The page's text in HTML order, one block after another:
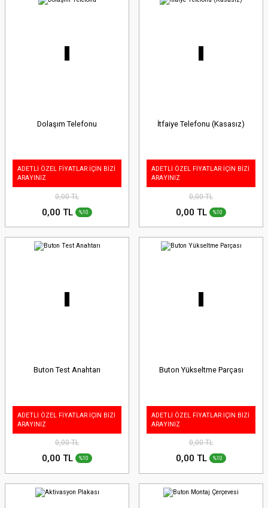
Dolaşım Telefonu
ADETLİ ÖZEL FİYATLAR İÇİN BİZİ
ARAYINIZ
0,00 TL
0,00 TL %10
İtfaiye Telefonu (Kasasız)
ADETLİ ÖZEL FİYATLAR İÇİN BİZİ
ARAYINIZ
0,00 TL
0,00 TL %10
Buton Test Anahtarı
ADETLİ ÖZEL FİYATLAR İÇİN BİZİ
ARAYINIZ
0,00 TL
0,00 TL %10
Buton Yükseltme Parçası
ADETLİ ÖZEL FİYATLAR İÇİN BİZİ
ARAYINIZ
0,00 TL
0,00 TL %10